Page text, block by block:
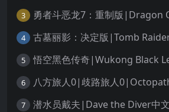
3
4
5 悟空黑色传奇|Wukong Black
6 八方旅人0|歧路旅人
7 潜水员戴夫|Dave the Diver中文